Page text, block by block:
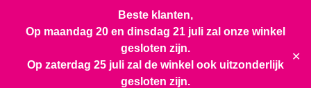
Beste klanten,
Op maandag 20 en dinsdag 21 juli zal onze winkel
gesloten zijn.
Op zaterdag 25 juli zal de winkel ook uitzonderlijk
gesloten zijn.
✕